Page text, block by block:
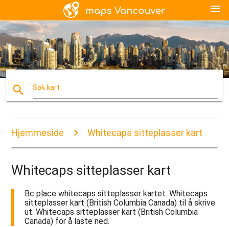
menu
search Søk kart
Hjemmeside Whitecaps sitteplasser kart
Whitecaps sitteplasser kart
Bc place whitecaps sitteplasser kartet. Whitecaps
sitteplasser kart (British Columbia Canada) til å skrive
ut. Whitecaps sitteplasser kart (British Columbia
Canada) for å laste ned.